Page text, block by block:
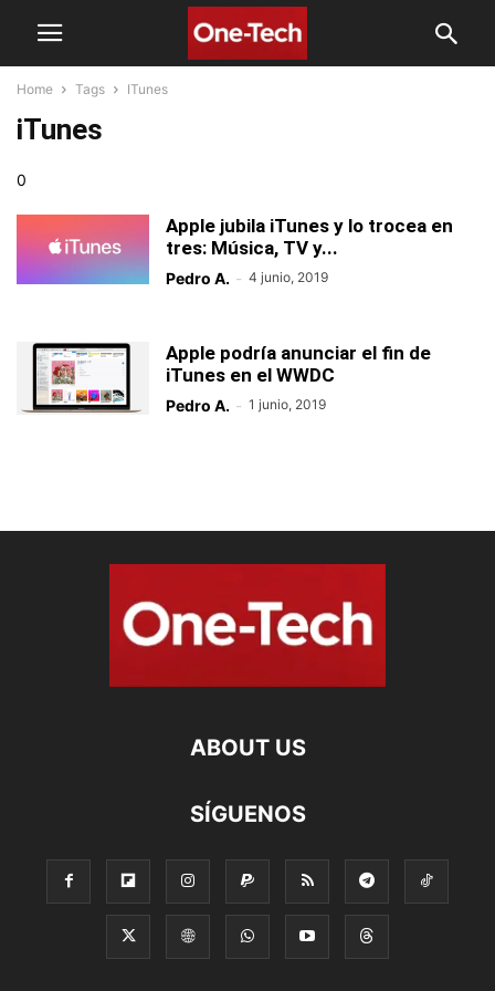
Home Tags ITunes
iTunes
0
Apple jubila iTunes y lo trocea en
tres: Música, TV y...
Pedro A. - 4 junio, 2019
Apple podría anunciar el fin de
iTunes en el WWDC
Pedro A. - 1 junio, 2019
ABOUT US
SÍGUENOS